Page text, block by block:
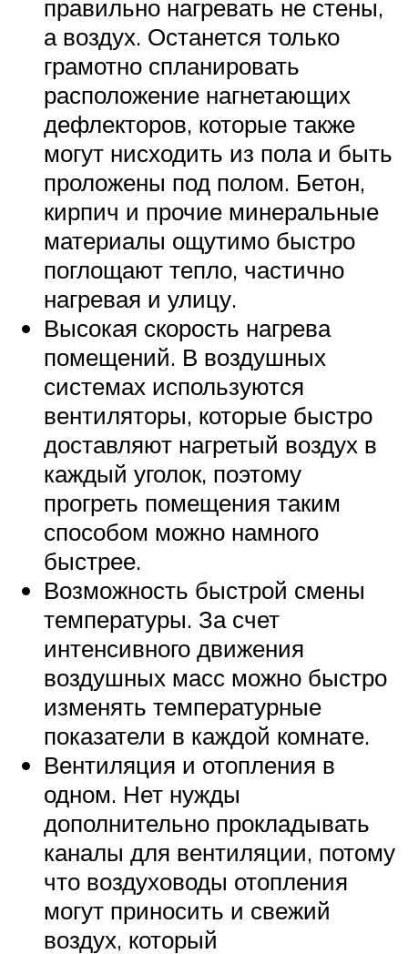
правильно нагревать не стены,
а воздух. Останется только
грамотно спланировать
расположение нагнетающих
дефлекторов, которые также
могут нисходить из пола и быть
проложены под полом. Бетон,
кирпич и прочие минеральные
материалы ощутимо быстро
поглощают тепло, частично
нагревая и улицу.
Высокая скорость нагрева
помещений. В воздушных
системах используются
вентиляторы, которые быстро
доставляют нагретый воздух в
каждый уголок, поэтому
прогреть помещения таким
способом можно намного
быстрее.
Возможность быстрой смены
температуры. За счет
интенсивного движения
воздушных масс можно быстро
изменять температурные
показатели в каждой комнате.
Вентиляция и отопления в
одном. Нет нужды
дополнительно прокладывать
каналы для вентиляции, потому
что воздуховоды отопления
могут приносить и свежий
воздух, который